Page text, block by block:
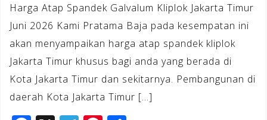
Harga Atap Spandek Galvalum Kliplok Jakarta Timur
Juni 2026 Kami Pratama Baja pada kesempatan ini
akan menyampaikan harga atap spandek kliplok
Jakarta Timur khusus bagi anda yang berada di
Kota Jakarta Timur dan sekitarnya. Pembangunan di
daerah Kota Jakarta Timur […]